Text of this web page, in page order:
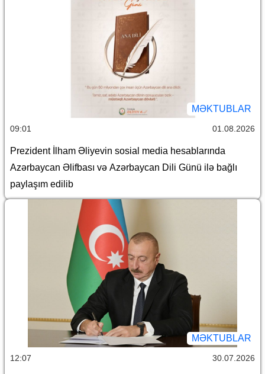
MƏKTUBLAR
09:01 01.08.2026
Prezident İlham Əliyevin sosial media hesablarında
Azərbaycan Əlifbası və Azərbaycan Dili Günü ilə bağlı
paylaşım edilib
MƏKTUBLAR
12:07 30.07.2026